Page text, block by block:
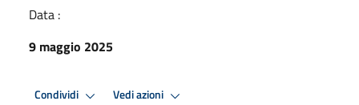
Data :
9 maggio 2025
Condividi Vedi azioni